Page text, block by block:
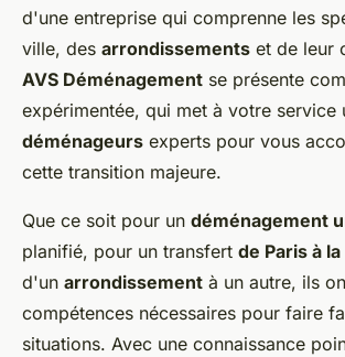
d'une entreprise qui comprenne les
ville, des arrondissements et de leur
AVS Déménagement se présente
expérimentée, qui met à votre service
déménageurs experts pour vous
cette transition majeure.
Que ce soit pour un déménagement
planifié, pour un transfert de Paris à
d'un arrondissement à un autre, ils
compétences nécessaires pour faire
situations. Avec une connaissance